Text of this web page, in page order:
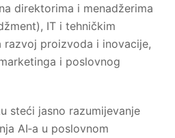
direktorima i menadžerima
IT i tehničkim
proizvoda i inovacije,
i poslovnog
steći jasno razumijevanje
AI‑a u poslovnom